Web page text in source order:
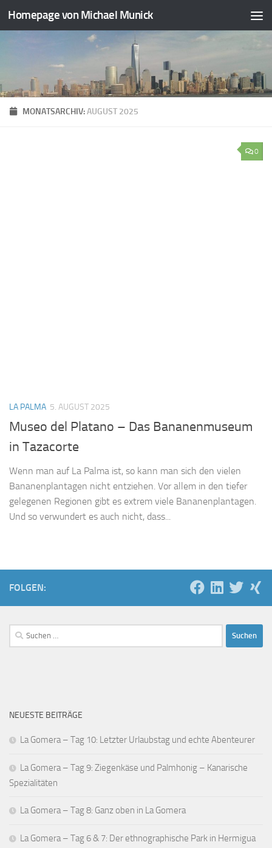
Zum Inhalt springen
Homepage von Michael Munick
MONATSARCHIV:AUGUST 2025
0
LA PALMA 5. AUGUST 2025
Museo del Platano – Das Bananenmuseum
in Tazacorte
Wenn man auf La Palma ist, so kann man sich den vielen
Bananenplantagen nicht entziehen. Vor allem in den tiefer
gelegenen Regionen gibt es extrem viele Bananenplantagen.
Und so verwundert es auch nicht, dass...
FOLGEN:
Suchen
nach:
NEUESTE BEITRÄGE
La Gomera – Tag 10: Letzter Urlaubstag und echte Abenteurer
La Gomera – Tag 9: Ziegenkäse und Palmhonig – Kanarische
Spezialitäten
La Gomera – Tag 8: Ganz oben in La Gomera
La Gomera – Tag 6 & 7: Der ethnographische Park in Hermigua